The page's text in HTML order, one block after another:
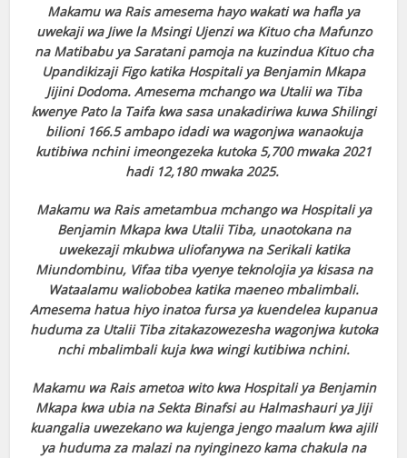
Makamu wa Rais amesema hayo wakati wa hafla ya
uwekaji wa Jiwe la Msingi Ujenzi wa Kituo cha Mafunzo
na Matibabu ya Saratani pamoja na kuzindua Kituo cha
Upandikizaji Figo katika Hospitali ya Benjamin Mkapa
Jijini Dodoma. Amesema mchango wa Utalii wa Tiba
kwenye Pato la Taifa kwa sasa unakadiriwa kuwa Shilingi
bilioni 166.5 ambapo idadi wa wagonjwa wanaokuja
kutibiwa nchini imeongezeka kutoka 5,700 mwaka 2021
hadi 12,180 mwaka 2025.
Makamu wa Rais ametambua mchango wa Hospitali ya
Benjamin Mkapa kwa Utalii Tiba, unaotokana na
uwekezaji mkubwa uliofanywa na Serikali katika
Miundombinu, Vifaa tiba vyenye teknolojia ya kisasa na
Wataalamu waliobobea katika maeneo mbalimbali.
Amesema hatua hiyo inatoa fursa ya kuendelea kupanua
huduma za Utalii Tiba zitakazowezesha wagonjwa kutoka
nchi mbalimbali kuja kwa wingi kutibiwa nchini.
Makamu wa Rais ametoa wito kwa Hospitali ya Benjamin
Mkapa kwa ubia na Sekta Binafsi au Halmashauri ya Jiji
kuangalia uwezekano wa kujenga jengo maalum kwa ajili
ya huduma za malazi na nyinginezo kama chakula na